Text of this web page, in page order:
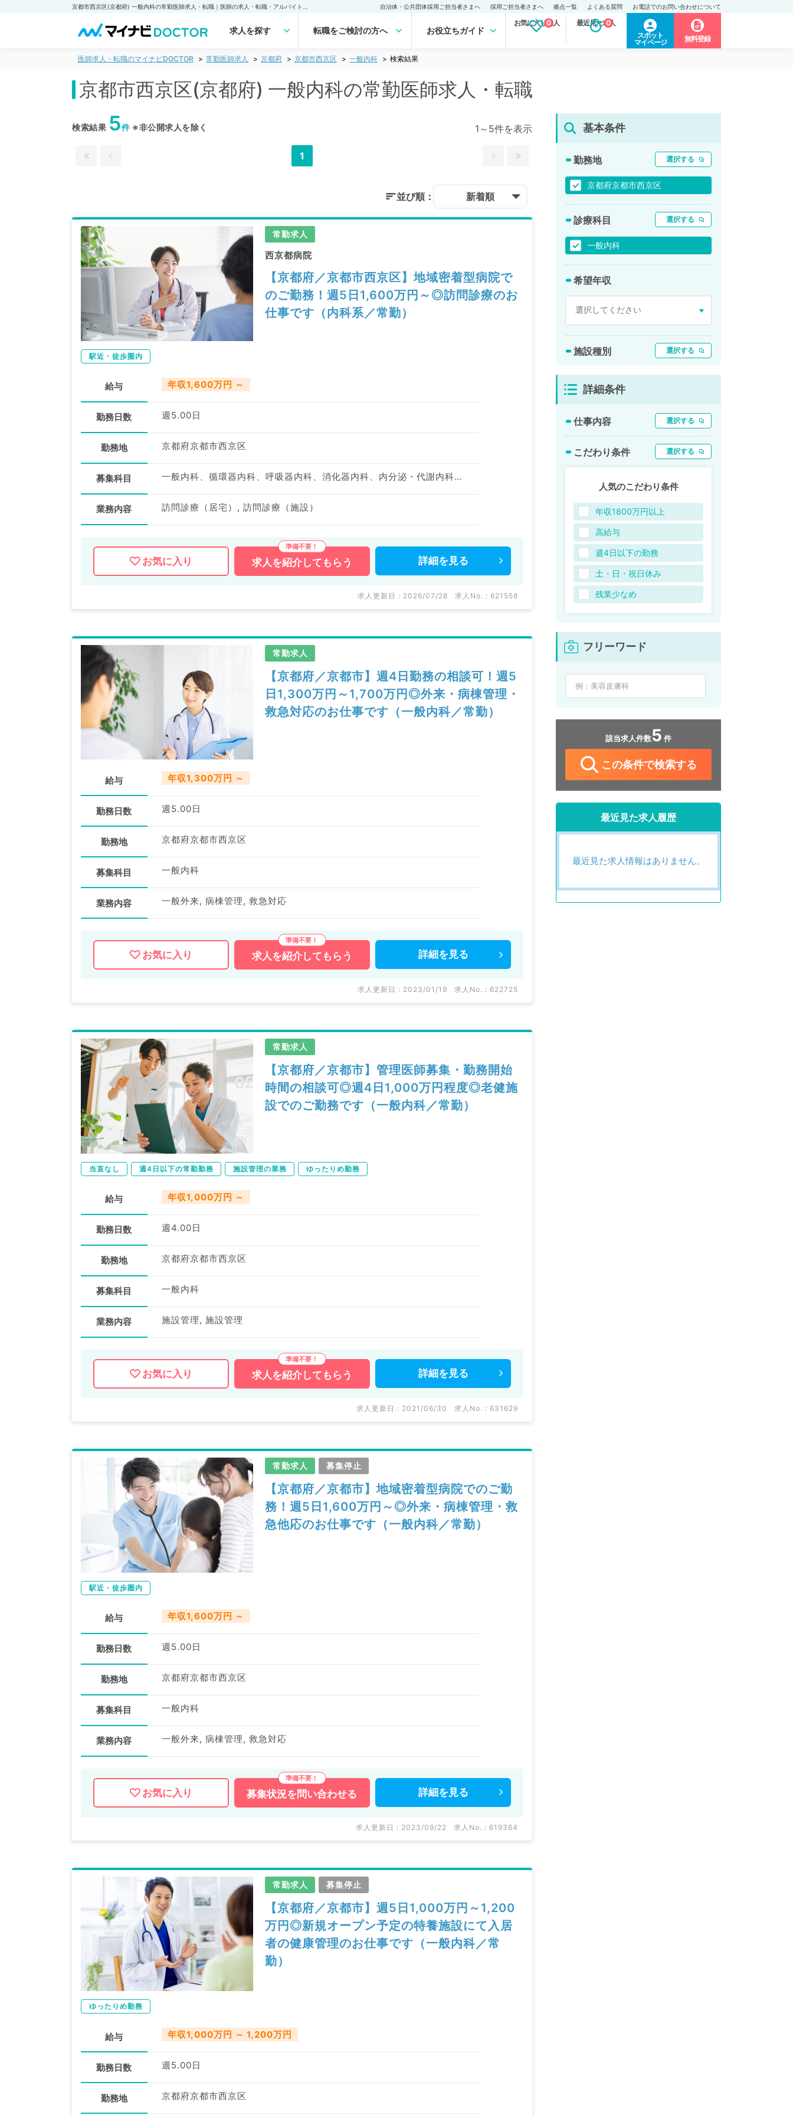
自治体・公共団体採用ご担当者さまへ 採用ご担当者さまへ 拠点一覧 よくある質問 お電話でのお問い合わせについて
求人を探す 転職をご検討の方へ お役立ちガイド
お気に入り求人
0 最近見た求人
0
スポット
マイページ
無料登録
医師求人・転職のマイナビDOCTOR 常勤医師求人 京都府 京都市西京区 一般内科 検索結果
京都市西京区(京都府) 一般内科の常勤医師求人・転職
検索結果 5件※非公開求人を除く 1～5件を表示
1
並び順： 新着順
常勤求人
西京都病院
【京都府／京都市西京区】地域密着型病院で
のご勤務！週5日1,600万円～◎訪問診療のお
仕事です（内科系／常勤）
駅近・徒歩圏内
給与 年収1,600万円 ～
勤務日数 週5.00日
勤務地 京都府京都市西京区
募集科目 一般内科、循環器内科、呼吸器内科、消化器内科、内分泌・代謝内科、老年内科
業務内容 訪問診療（居宅）, 訪問診療（施設）
お気に入り 求人を紹介してもらう 詳細を 見る
求人更新日 : 2026/07/28 求人No. : 621558
常勤求人
【京都府／京都市】週4日勤務の相談可！週5
日1,300万円～1,700万円◎外来・病棟管理・
救急対応のお仕事です（一般内科／常勤）
給与 年収1,300万円 ～
勤務日数 週5.00日
勤務地 京都府京都市西京区
募集科目 一般内科
業務内容 一般外来, 病棟管理, 救急対応
お気に入り 求人を紹介してもらう 詳細を 見る
求人更新日 : 2023/01/19 求人No. : 622725
常勤求人
【京都府／京都市】管理医師募集・勤務開始
時間の相談可◎週4日1,000万円程度◎老健施
設でのご勤務です（一般内科／常勤）
当直なし 週4日以下の常勤勤務 施設管理の業務 ゆったりめ勤務
給与 年収1,000万円 ～
勤務日数 週4.00日
勤務地 京都府京都市西京区
募集科目 一般内科
業務内容 施設管理, 施設管理
お気に入り 求人を紹介してもらう 詳細を 見る
求人更新日 : 2021/06/30 求人No. : 631629
常勤求人 募集停止
【京都府／京都市】地域密着型病院でのご勤
務！週5日1,600万円～◎外来・病棟管理・救
急他応のお仕事です（一般内科／常勤）
駅近・徒歩圏内
給与 年収1,600万円 ～
勤務日数 週5.00日
勤務地 京都府京都市西京区
募集科目 一般内科
業務内容 一般外来, 病棟管理, 救急対応
お気に入り 募集状況を 問い合わせる 詳細を 見る
求人更新日 : 2023/09/22 求人No. : 619364
常勤求人 募集停止
【京都府／京都市】週5日1,000万円～1,200
万円◎新規オープン予定の特養施設にて入居
者の健康管理のお仕事です（一般内科／常
勤）
ゆったりめ勤務
給与 年収1,000万円 ～ 1,200万円
勤務日数 週5.00日
勤務地 京都府京都市西京区
基本条件
勤務地 選択する
京都府京都市西京区
診療科目 選択する
一般内科
希望年収
施設種別 選択する
詳細条件
仕事内容 選択する
こだわり条件 選択する
人気のこだわり条件
年収1800万円以上
高給与
週4日以下の勤務
土・日・祝日休み
残業少なめ
フリーワード
該当求人件数5 件
この条件で検索する
最近見た求人履歴
最近見た求人情報はありません。